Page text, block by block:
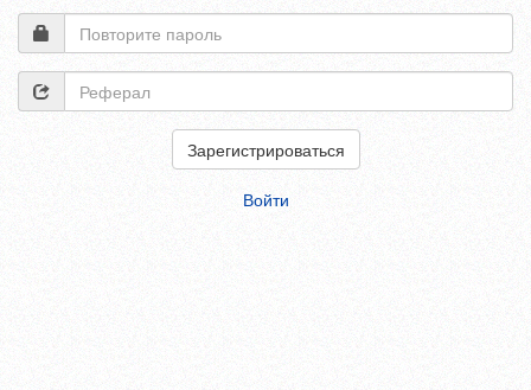
Зарегистрироваться
Войти